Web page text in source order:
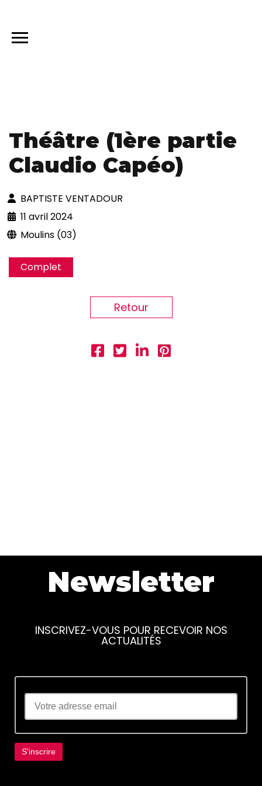
Théâtre (1ère partie
Claudio Capéo)
BAPTISTE VENTADOUR
11 avril 2024
Moulins (03)
Complet
Retour
Newsletter
INSCRIVEZ-VOUS POUR RECEVOIR NOS
ACTUALITÉS